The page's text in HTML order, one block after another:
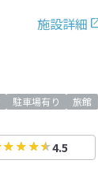
施設詳細
駐車場有り
旅館
4.5